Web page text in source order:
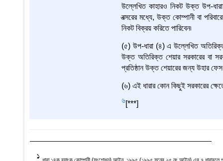
উল্লেখিত কাহারও নিকট উক্ত উপ-
বত্সরের মধ্যে, উক্ত কোম্পানী বা
নিকট বিক্রয় করিতে পারিবেন৷
(৫) উপ-ধারা (৪) এ উল্লেখিত অতিরিক্ত
উক্ত অতিরিক্ত শেয়ার সরকারের বা
প্রতিষ্ঠান উক্ত শেয়ারের জন্য উহার
(৬) এই ধারার কোন কিছুই সরকারের
6[***]
1